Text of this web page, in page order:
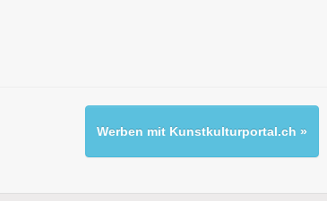
Werben mit Kunstkulturportal.ch »